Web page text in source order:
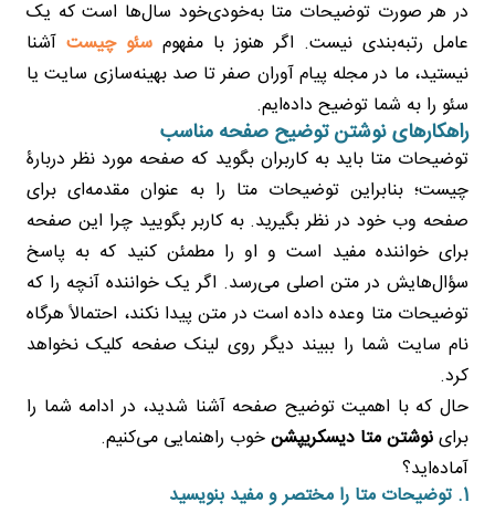
در هر صورت توضیحات متا به‌خودی‌خود سال‌ها است که یک
عامل رتبه‌بندی نیست. اگر هنوز با مفهوم سئو چیست آشنا
نیستید، ما در مجله پیام آوران صفر تا صد بهینه‌سازی سایت یا
سئو را به شما توضیح داده‌ایم.
راهکارهای نوشتن توضیح صفحه مناسب
توضیحات متا باید به کاربران بگوید که صفحه مورد نظر دربارۀ
چیست؛ بنابراین توضیحات متا را به عنوان مقدمه‌ای برای
صفحه وب خود در نظر بگیرید. به کاربر بگویید چرا این صفحه
برای خواننده مفید است و او را مطمئن کنید که به پاسخ
سؤال‌هایش در متن اصلی می‌رسد. اگر یک خواننده آنچه را که
توضیحات متا وعده داده است در متن پیدا نکند، احتمالاً هرگاه
نام سایت شما را ببیند دیگر روی لینک صفحه کلیک نخواهد
کرد.
حال که با اهمیت توضیح صفحه آشنا شدید، در ادامه شما را
براینوشتن متا دیسکریپشنخوب راهنمایی می‌کنیم.
آماده‌اید؟
1. توضیحات متا را مختصر و مفید بنویسید